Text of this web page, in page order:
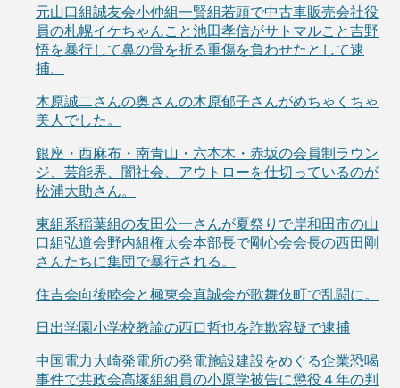
元山口組誠友会小仲組一賢組若頭で中古車販売会社役
員の札幌イケちゃんこと池田孝信がサトマルこと吉野
悟を暴行して鼻の骨を折る重傷を負わせたとして逮
捕。
木原誠二さんの奥さんの木原郁子さんがめちゃくちゃ
美人でした。
銀座・西麻布・南青山・六本木・赤坂の会員制ラウン
ジ、芸能界、闇社会、アウトローを仕切っているのが
松浦大助さん。
東組系稲葉組の友田公一さんが夏祭りで岸和田市の山
口組弘道会野内組権太会本部長で剛心会会長の西田剛
さんたちに集団で暴行される。
住吉会向後睦会と極東会真誠会が歌舞伎町で乱闘に。
日出学園小学校教諭の西口哲也を詐欺容疑で逮捕
中国電力大崎発電所の発電施設建設をめぐる企業恐喝
事件で共政会高塚組組員の小原学被告に懲役４年の判